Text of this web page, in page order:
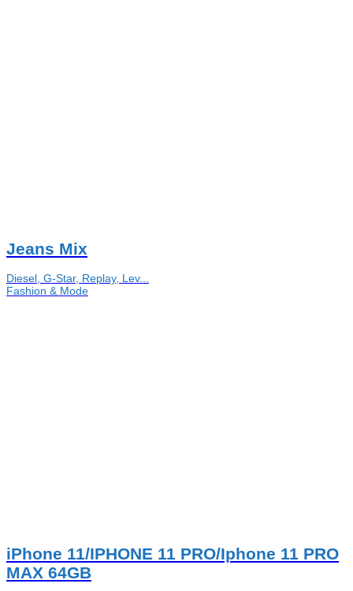
Jeans Mix
Diesel, G-Star, Replay, Lev...
Fashion & Mode
iPhone 11/IPHONE 11 PRO/Iphone 11 PRO
MAX 64GB